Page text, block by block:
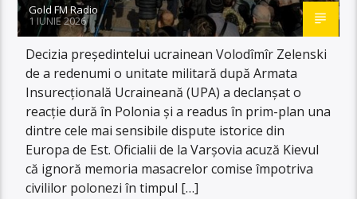
Gold FM Radio
1 IUNIE 2026
Decizia președintelui ucrainean Volodîmîr Zelenski
de a redenumi o unitate militară după Armata
Insurecțională Ucraineană (UPA) a declanșat o
reacție dură în Polonia și a readus în prim-plan una
dintre cele mai sensibile dispute istorice din
Europa de Est. Oficialii de la Varșovia acuză Kievul
că ignoră memoria masacrelor comise împotriva
civililor polonezi în timpul […]